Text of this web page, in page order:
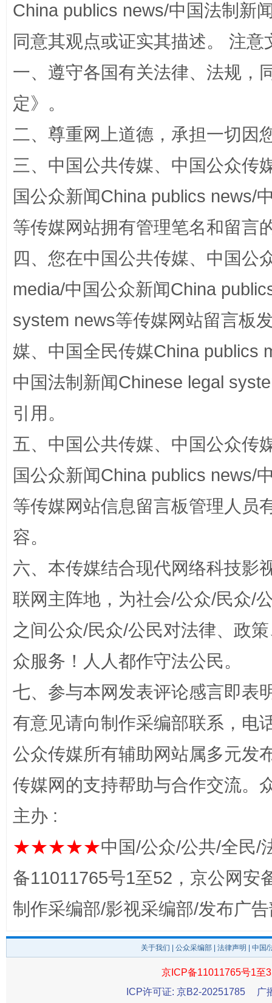
阿坝州三大球赛在茂县开幕 规模
国家大学科技园优化重塑工作
扯下公款旅游的“隐身衣” 如何以
完善运行机制助力责任有效落实 一纸欠
东山县通报“牛蛙产品抗生素超标问题” 法
China publics news/中国法制新
同意其观点或证实其描述。 注
一、遵守各国有关法律、法规，
定》。
二、尊重网上道德，承担一切因
三、中国公共传媒、中国公众传
国公众新闻China publics news/
等传媒网站拥有管理笔名和留言
四、您在中国公共传媒、中国公
media/中国公众新闻China
system news等传媒网站留言板
媒、中国全民传媒China publics
中国法制新闻Chinese legal
引用。
五、中国公共传媒、中国公众传
国公众新闻China publics news/
等传媒网站信息留言板管理人员
容。
六、本传媒结合现代网络科技影
联网主阵地，为社会/公众/民众/
之间公众/民众/公民对法律、政
众服务！人人都作守法公民。
七、参与本网发表评论感言即表
有意见请向制作采编部联系，电
公众传媒所有辅助网站属多元发
传媒网的支持帮助与合作交流。
主办 :
★★★★★中国/公众/公共/全民/
备11011765号1至52，京公网安
制作采编部/影视采编部/发布广
关于我们 公众采编部 法律声明 | 中国
京ICP备11011765号1至
ICP许可证: 京B2-20251785
广